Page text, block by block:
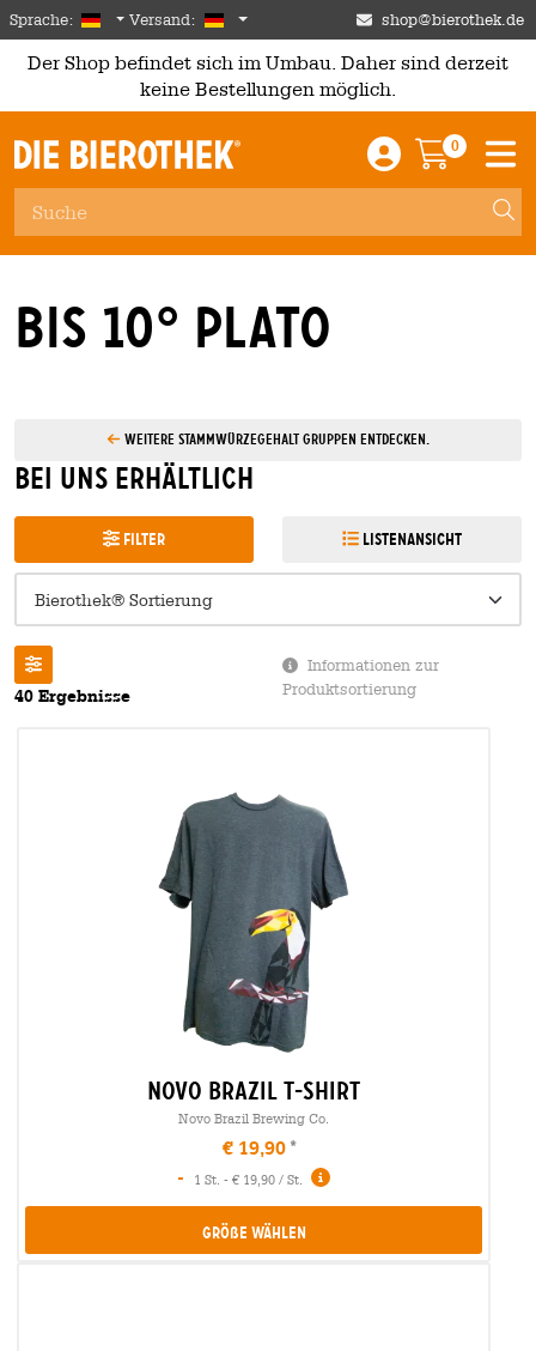
Skip to main content
Sprache: German
Versand: Deutschland shop@bierothek.de
Der Shop befindet sich im Umbau. Daher sind derzeit
keine Bestellungen möglich.
Einloggen /
0
bis 10° Plato
Weitere Stammwürzegehalt Gruppen entdecken.
Bei uns erhältlich
Filter Listenansicht
40 Ergebnisse
Informationen zur
Produktsortierung
novo brazil t-shirt
Novo Brazil Brewing Co.
€ 19,90
-
1 St. - € 19,90 / St.
Größe Wählen